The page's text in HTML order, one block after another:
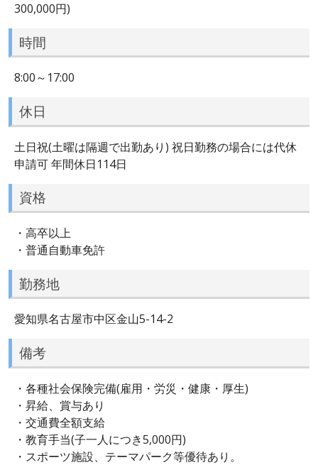
300,000円)
時間
8:00～17:00
休日
土日祝(土曜は隔週で出勤あり) 祝日勤務の場合には代休
申請可 年間休日114日
資格
・高卒以上
・普通自動車免許
勤務地
愛知県名古屋市中区金山5-14-2
備考
・各種社会保険完備(雇用・労災・健康・厚生)
・昇給、賞与あり
・交通費全額支給
・教育手当(子一人につき5,000円)
・スポーツ施設、テーマパーク等優待あり。